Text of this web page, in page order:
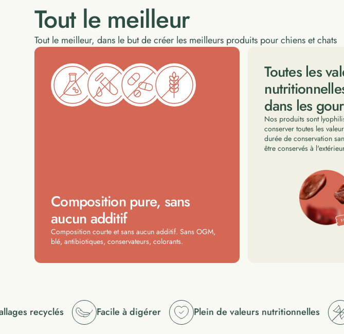
Tout le meilleur
Tout le meilleur, dans le but de créer les meilleurs produits pour chiens et chats
Composition pure, sans
aucun additif
Composition courte et sans aucun additif. Sans OGM,
blé, antibiotiques, conservateurs, colorants.
Toutes les
dans les
Nos produits sont
conserver toutes les
durée de conservation
être conservés à
recyclés Facile à digérer Plein de valeurs nutritionnelles